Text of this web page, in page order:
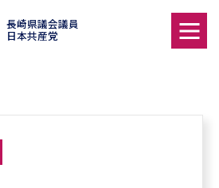
長崎県議会議員
日本共産党